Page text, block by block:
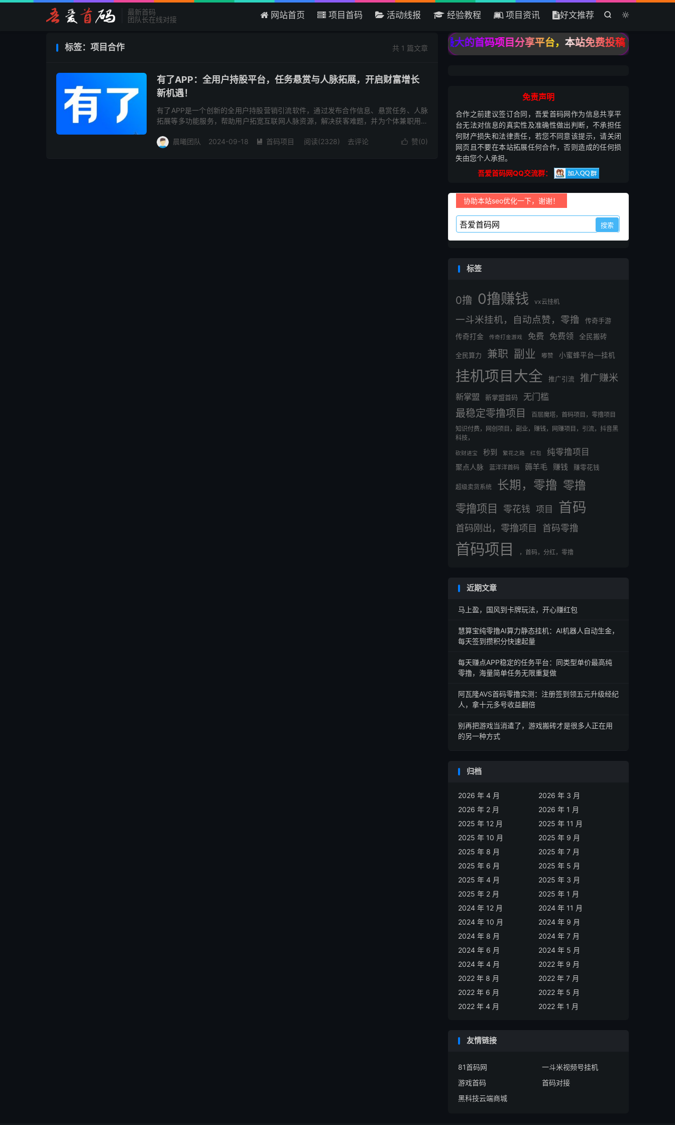
最新首码
团队长在线对接


网站首页 项目首码 活动线报 经验教程 项目资讯 好文推荐
共 1 篇文章
标签：项目合作
有了APP：全用户持股平台，任务悬赏与人脉拓展，开启财富增长
新机遇！
有了APP是一个创新的全用户持股营销引流软件，通过发布合作信息、悬赏任务、人脉
拓展等多功能服务，帮助用户拓宽互联网人脉资源，解决获客难题，并为个体兼职用户
题、简介...
 赞(0)
晨曦团队 2024-09-18  首码项目 阅读(2328) 去评论
欢迎来到吾爱首码网 - 国内最大的首码项目分享平台，本站免费投稿，只收录高质
免责声明
合作之前建议签订合同，吾爱首码网作为信息共享平
台无法对信息的真实性及准确性做出判断，不承担任
何财产损失和法律责任，若您不同意该提示，请关闭
网页且不要在本站拓展任何合作，否则造成的任何损
失由您个人承担。
吾爱首码网QQ交流群：
协助本站seo优化一下，谢谢！
标签
0撸 0撸赚钱 vx云挂机
一斗米挂机，自动点赞，零撸
传奇手游
传奇打金
传奇打金游戏 免费 免费领 全民搬砖
全民算力 兼职 副业 嘟赞 小蜜蜂平台—挂机
挂机项目大全 推广引流 推广赚米
新掌盟 新掌盟首码 无门槛
最稳定零撸项目
百层魔塔，首码项目，零撸项目
知识付费，网创项目，副业，赚钱，网赚项目，引流，抖音黑
科技，
砍财进宝 秒到 繁花之路 红包 纯零撸项目
聚点人脉 蓝洋洋首码 薅羊毛 赚钱 赚零花钱
超级卖货系统 长期，零撸 零撸
零撸项目 零花钱 项目 首码
首码刚出，零撸项目 首码零撸
首码项目 ，首码，分红，零撸
近期文章
马上盈，国风到卡牌玩法，开心赚红包
慧算宝纯零撸AI算力静态挂机：AI机器人自动生金，
每天签到攒积分快速起量
每天赚点APP稳定的任务平台：同类型单价最高纯
零撸，海量简单任务无限重复做
阿瓦隆AVS首码零撸实测：注册签到领五元升级经纪
人，拿十元多号收益翻倍
别再把游戏当消遣了，游戏搬砖才是很多人正在用
的另一种方式
归档
2026 年 4 月
2026 年 3 月
2026 年 2 月
2026 年 1 月
2025 年 12 月
2025 年 11 月
2025 年 10 月
2025 年 9 月
2025 年 8 月
2025 年 7 月
2025 年 6 月
2025 年 5 月
2025 年 4 月
2025 年 3 月
2025 年 2 月
2025 年 1 月
2024 年 12 月
2024 年 11 月
2024 年 10 月
2024 年 9 月
2024 年 8 月
2024 年 7 月
2024 年 6 月
2024 年 5 月
2024 年 4 月
2022 年 9 月
2022 年 8 月
2022 年 7 月
2022 年 6 月
2022 年 5 月
2022 年 4 月
2022 年 1 月
友情链接
81首码网
一斗米视频号挂机
游戏首码
首码对接
黑科技云端商城